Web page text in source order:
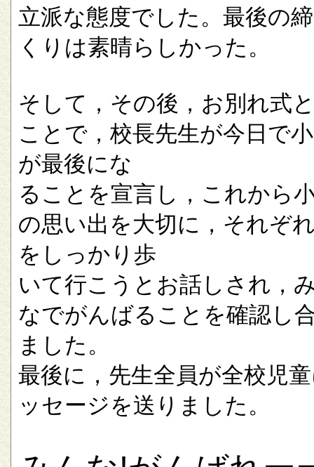
立派な態度でした。最後の
くりは素晴らしかった。
そして，その後，お別れ式
ことで，校長先生が今日で
が最後にな
ることを宣言し，これから
の思い出を大切に，それぞ
をしっかり歩
いて行こうとお話しされ，
なでがんばることを確認し
ました。
最後に，先生全員が全校児
ッセージを送りました。